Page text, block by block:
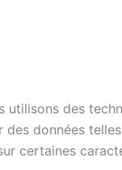
utilisons des
données
certaines